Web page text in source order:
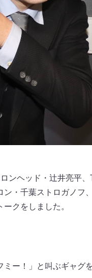
ンヘッド・辻井亮平、
・千葉ストロガノフ
クをしました。
ー！」と叫ぶギャグ